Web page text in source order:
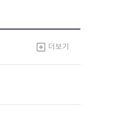
더보기